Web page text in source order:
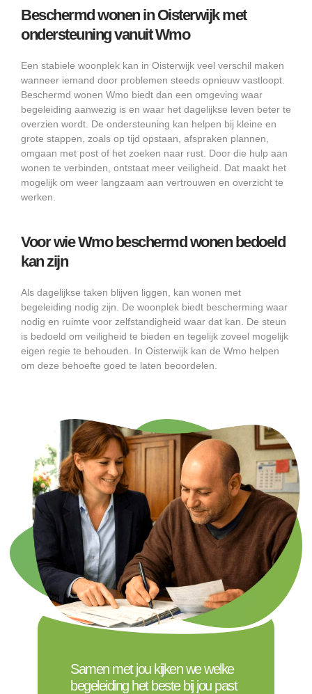
Beschermd wonen in Oisterwijk met
ondersteuning vanuit Wmo
Een stabiele woonplek kan in Oisterwijk veel verschil maken
wanneer iemand door problemen steeds opnieuw vastloopt.
Beschermd wonen Wmo biedt dan een omgeving waar
begeleiding aanwezig is en waar het dagelijkse leven beter te
overzien wordt. De ondersteuning kan helpen bij kleine en
grote stappen, zoals op tijd opstaan, afspraken plannen,
omgaan met post of het zoeken naar rust. Door die hulp aan
wonen te verbinden, ontstaat meer veiligheid. Dat maakt het
mogelijk om weer langzaam aan vertrouwen en overzicht te
werken.
Voor wie Wmo beschermd wonen bedoeld
kan zijn
Als dagelijkse taken blijven liggen, kan wonen met
begeleiding nodig zijn. De woonplek biedt bescherming waar
nodig en ruimte voor zelfstandigheid waar dat kan. De steun
is bedoeld om veiligheid te bieden en tegelijk zoveel mogelijk
eigen regie te behouden. In Oisterwijk kan de Wmo helpen
om deze behoefte goed te laten beoordelen.
Samen met jou kijken we welke
begeleiding het beste bij jou past